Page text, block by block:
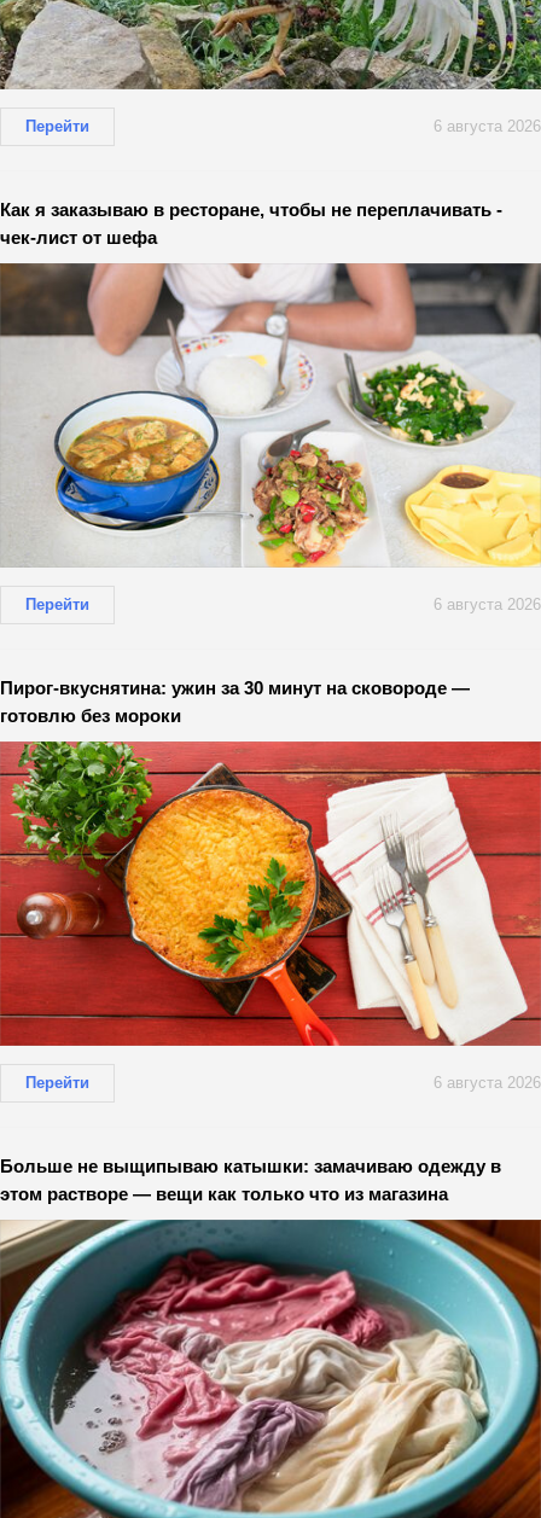
Перейти 6 августа 2026
Как я заказываю в ресторане, чтобы не переплачивать -
чек-лист от шефа
Перейти 6 августа 2026
Пирог-вкуснятина: ужин за 30 минут на сковороде —
готовлю без мороки
Перейти 6 августа 2026
Больше не выщипываю катышки: замачиваю одежду в
этом растворе — вещи как только что из магазина